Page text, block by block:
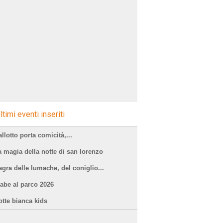
eventi inseriti
porta comicità,...
magia della notte di san lorenzo
delle lumache, del coniglio...
al parco 2026
bianca kids